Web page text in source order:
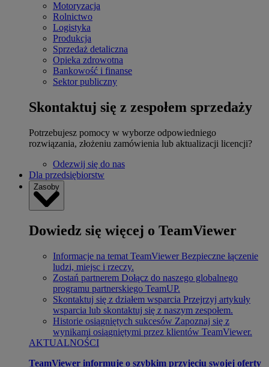
Motoryzacja
Rolnictwo
Logistyka
Produkcja
Sprzedaż detaliczna
Opieka zdrowotna
Bankowość i finanse
Sektor publiczny
Skontaktuj się z zespołem sprzedaży
Potrzebujesz pomocy w wyborze odpowiedniego
rozwiązania, złożeniu zamówienia lub aktualizacji licencji?
Odezwij się do nas
Dla przedsiębiorstw
Zasoby
Dowiedz się więcej o TeamViewer
Informacje na temat TeamViewer Bezpieczne łączenie
ludzi, miejsc i rzeczy.
Zostań partnerem Dołącz do naszego globalnego
programu partnerskiego TeamUP.
Skontaktuj się z działem wsparcia Przejrzyj artykuły
wsparcia lub skontaktuj się z naszym zespołem.
Historie osiągniętych sukcesów Zapoznaj się z
wynikami osiągniętymi przez klientów TeamViewer.
AKTUALNOŚCI
TeamViewer informuje o szybkim przyjęciu swojej oferty